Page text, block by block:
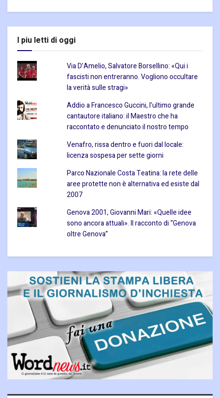
I piu letti di oggi
Via D’Amelio, Salvatore Borsellino: «Qui i
fascisti non entreranno. Vogliono occultare
la verità sulle stragi»
Addio a Francesco Guccini, l’ultimo grande
cantautore italiano: il Maestro che ha
raccontato e denunciato il nostro tempo
Venafro, rissa dentro e fuori dal locale:
licenza sospesa per sette giorni
Parco Nazionale Costa Teatina: la rete delle
aree protette non è alternativa ed esiste dal
2007
Genova 2001, Giovanni Mari: «Quelle idee
sono ancora attuali». Il racconto di “Genova
oltre Genova”